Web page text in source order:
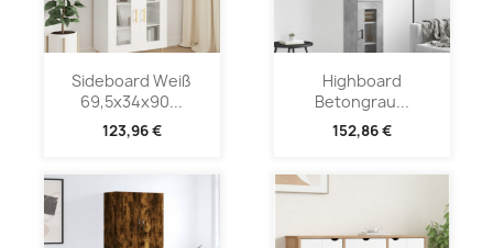
Sideboard Weiß
69,5x34x90...
123,96 €
Highboard
Betongrau...
152,86 €